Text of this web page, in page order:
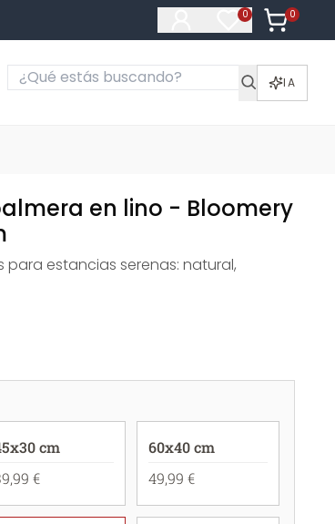
0
Artículos en
0
Artículos
IA
en lino - Bloomery
estancias serenas: natural,
cm
€
60x40 cm
49,99 €